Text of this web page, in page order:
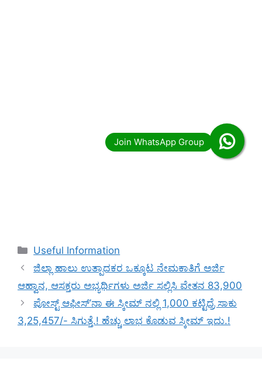
Categories
Useful Information
ಜಿಲ್ಲಾ ಹಾಲು ಉತ್ಪಾದಕರ ಒಕ್ಕೂಟ ನೇಮಕಾತಿಗೆ ಅರ್ಜಿ
ಆಹ್ವಾನ, ಆಸಕ್ತರು ಅಭ್ಯರ್ಥಿಗಳು ಅರ್ಜಿ ಸಲ್ಲಿಸಿ ವೇತನ 83,900
ಪೋಸ್ಟ್ ಆಫೀಸ್’ನಾ ಈ ಸ್ಕೀಮ್ ನಲ್ಲಿ 1,000 ಕಟ್ಟಿದ್ರೆ ಸಾಕು
3,25,457/- ಸಿಗುತ್ತೆ.! ಹೆಚ್ಚು ಲಾಭ ಕೊಡುವ ಸ್ಕೀಮ್ ಇದು.!